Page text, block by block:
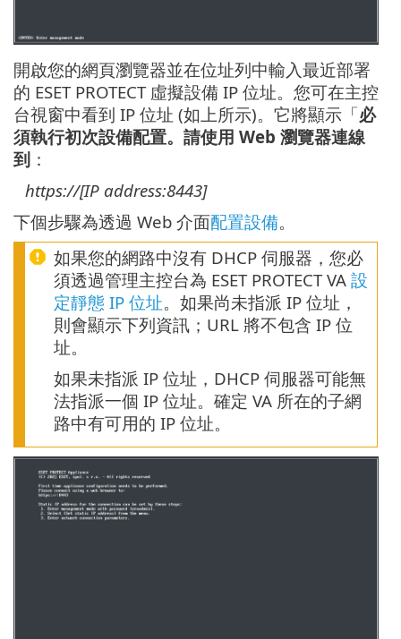
開啟您的網頁瀏覽器並在位址列中輸入最近部署
的 ESET PROTECT 虛擬設備 IP 位址。您可在主控
台視窗中看到 IP 位址 (如上所示)。它將顯示「必
須執行初次設備配置。請使用 Web 瀏覽器連線
到 ：
https://[IP address:8443]
下個步驟為透過 Web 介面配置設備。
如果您的網路中沒有 DHCP 伺服器，您必
須透過管理主控台為 ESET PROTECT VA 設
定靜態 IP 位址。如果尚未指派 IP 位址，
則會顯示下列資訊；URL 將不包含 IP 位
址。
如果未指派 IP 位址，DHCP 伺服器可能無
法指派一個 IP 位址。確定 VA 所在的子網
路中有可用的 IP 位址。